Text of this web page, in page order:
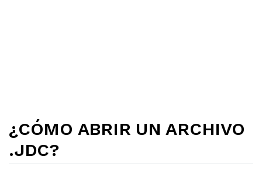
¿CÓMO ABRIR UN ARCHIVO
.JDC?